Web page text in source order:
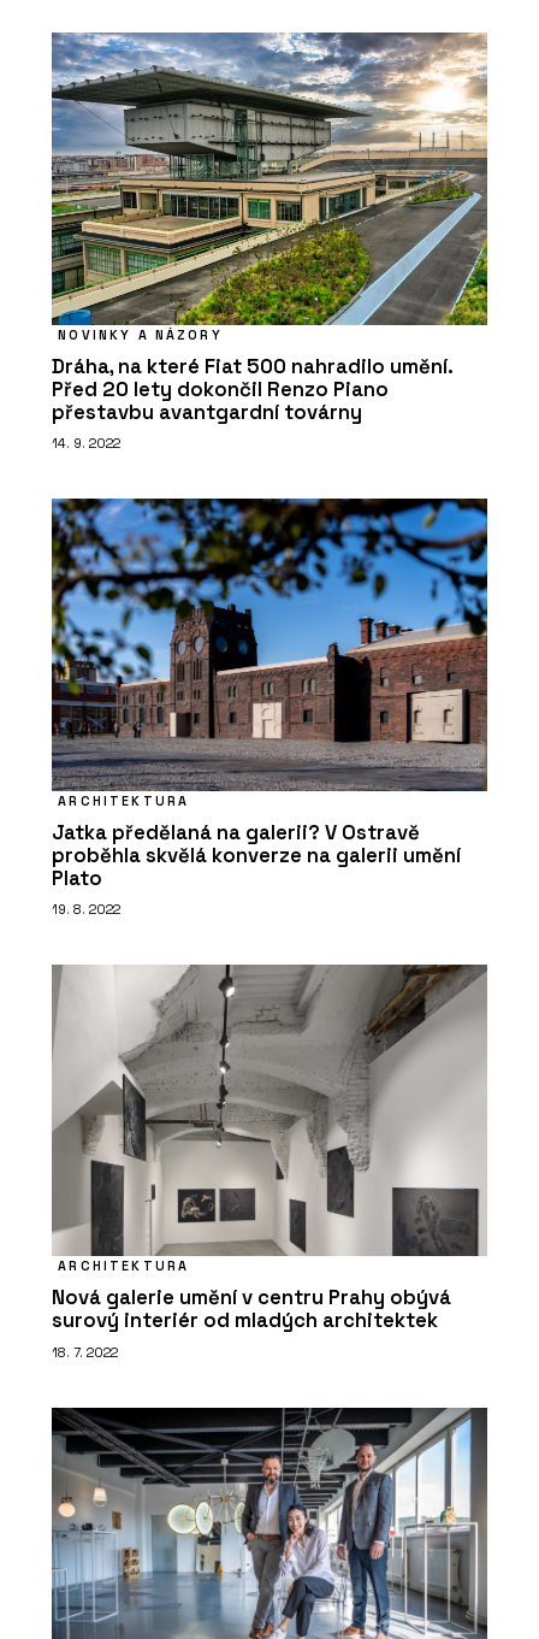
NOVINKY A NÁZORY
Dráha, na které Fiat 500 nahradilo umění.
Před 20 lety dokončil Renzo Piano
přestavbu avantgardní továrny
14. 9. 2022
ARCHITEKTURA
Jatka předělaná na galerii? V Ostravě
proběhla skvělá konverze na galerii umění
Plato
19. 8. 2022
ARCHITEKTURA
Nová galerie umění v centru Prahy obývá
surový interiér od mladých architektek
18. 7. 2022